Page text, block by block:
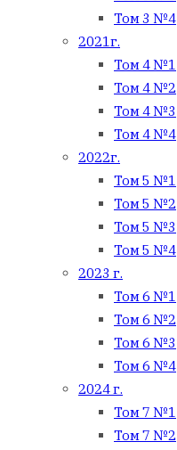
Том 3 №4
2021г.
Том 4 №1
Том 4 №2
Том 4 №3
Том 4 №4
2022г.
Том 5 №1
Том 5 №2
Том 5 №3
Том 5 №4
2023 г.
Том 6 №1
Том 6 №2
Том 6 №3
Том 6 №4
2024 г.
Том 7 №1
Том 7 №2